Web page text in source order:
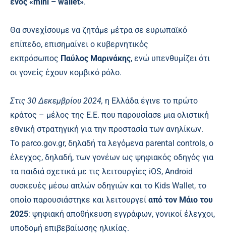
Θα συνεχίσουμε να ζητάμε μέτρα σε ευρωπαϊκό
επίπεδο, επισημαίνει ο κυβερνητικός
εκπρόσωπος Παύλος Μαρινάκης, ενώ υπενθυμίζει ότι
οι γονείς έχουν κομβικό ρόλο.
Στις 30 Δεκεμβρίου 2024, η Ελλάδα έγινε το πρώτο
κράτος – μέλος της Ε.Ε. που παρουσίασε μια ολιστική
εθνική στρατηγική για την προστασία των ανηλίκων.
Το parco.gov.gr, δηλαδή τα λεγόμενα parental controls, ο
έλεγχος, δηλαδή, των γονέων ως ψηφιακός οδηγός για
τα παιδιά σχετικά με τις λειτουργίες iOS, Android
συσκευές μέσω απλών οδηγιών και το Kids Wallet, το
οποίο παρουσιάστηκε και λειτουργεί από τον Μάιο του
2025: ψηφιακή αποθήκευση εγγράφων, γονικοί έλεγχοι,
υποδομή επιβεβαίωσης ηλικίας.